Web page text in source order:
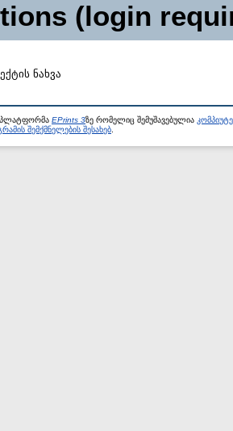
(login
ნახვა
პლატფორმა EPrints 3ზე რომელიც შემუშავებულია
შემქმნელების შესახებ.